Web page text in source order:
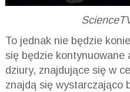
To jednak nie będzie
się będzie kontynuowane
dziury, znajdujące się w
znajdą się wystarczająco